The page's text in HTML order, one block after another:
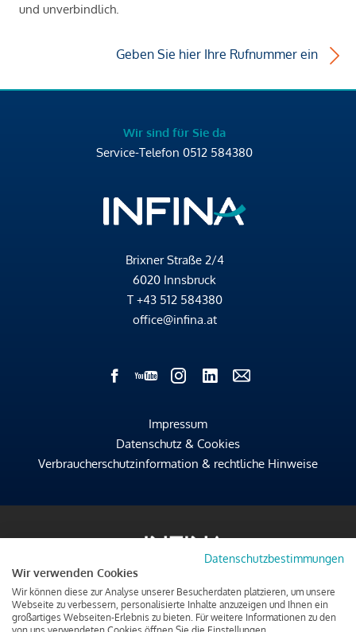
und unverbindlich.
Geben Sie hier Ihre Rufnummer ein
Wir sind für Sie da
Service-Telefon 0512 584380
Brixner Straße 2/4
6020 Innsbruck
T +43 512 584380
office@infina.at
Impressum
Datenschutz & Cookies
Verbraucherschutzinformation & rechtliche Hinweise
Datenschutzbestimmungen
Wir verwenden Cookies
Wir können diese zur Analyse unserer Besucherdaten platzieren, um unsere
Webseite zu verbessern, personalisierte Inhalte anzuzeigen und Ihnen ein
großartiges Webseiten-Erlebnis zu bieten. Für weitere Informationen zu den